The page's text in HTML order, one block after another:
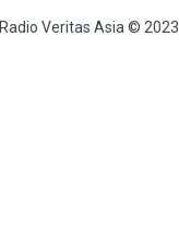
Radio Veritas Asia © 2023